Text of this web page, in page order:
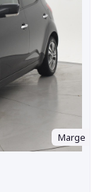
Marge